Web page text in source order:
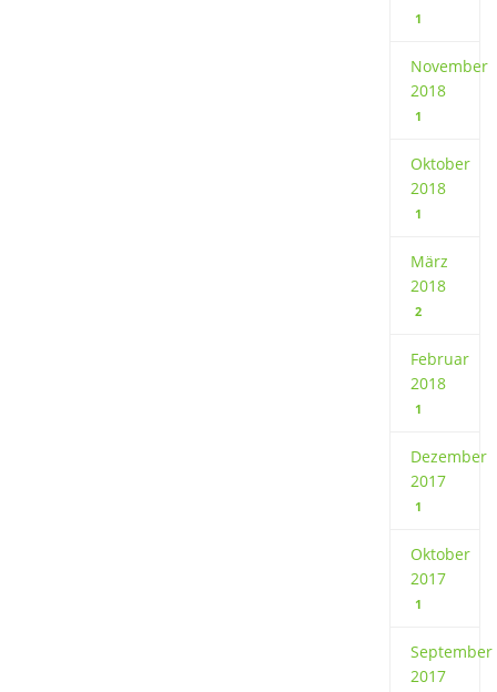
1
November
2018
1
Oktober
2018
1
März
2018
2
Februar
2018
1
Dezember
2017
1
Oktober
2017
1
September
2017